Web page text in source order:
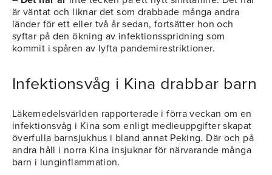
är väntat och liknar det som drabbade många andra
länder för ett eller två år sedan, fortsätter hon och
syftar på den ökning av infektionsspridning som
kommit i spåren av lyfta pandemirestriktioner.
Infektionsvåg i Kina drabbar barn
Läkemedelsvärlden rapporterade i förra veckan om en
infektionsvåg i Kina som enligt medieuppgifter skapat
överfulla barnsjukhus i bland annat Peking. Där och på
andra håll i norra Kina insjuknar för närvarande många
barn i lunginflammation.